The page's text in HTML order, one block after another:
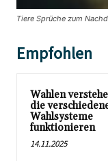
Tiere Sprüche zum
Empfohlen
Wahlen
die
Wahlsysteme
funktionieren
14.11.2025